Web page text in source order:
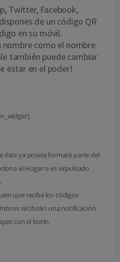
Twitter, Facebook,
de un código QR
en su móvil.
como el nombre
también puede cambiar
estar en el poder!
éste ya poseía formará parte del
el Hogar o es expulsado
que reciba los códigos
recibirán una notificación,
con el botín.